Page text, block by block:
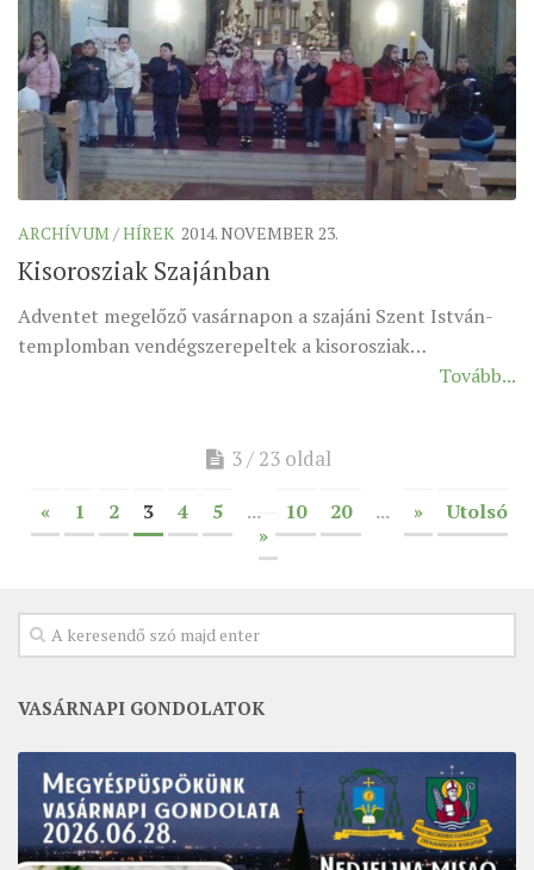
ARCHÍVUM /HÍREK 2014. NOVEMBER 23.
Kisorosziak Szajánban
Adventet megelőző vasárnapon a szajáni Szent István-
templomban vendégszerepeltek a kisorosziak…
Tovább...
3 / 23 oldal
« 1 2 3 4 5 ... 10 20 ... »
Utolsó
»
VASÁRNAPI GONDOLATOK